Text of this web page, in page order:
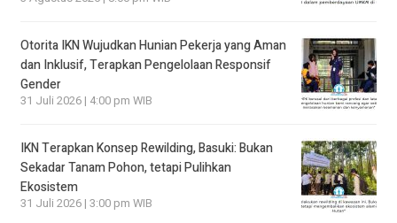
Otorita IKN Wujudkan Hunian Pekerja yang Aman
dan Inklusif, Terapkan Pengelolaan Responsif
Gender
31 Juli 2026 | 4:00 pm WIB
IKN Terapkan Konsep Rewilding, Basuki: Bukan
Sekadar Tanam Pohon, tetapi Pulihkan
Ekosistem
31 Juli 2026 | 3:00 pm WIB